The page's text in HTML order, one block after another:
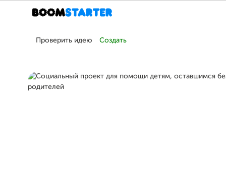
Проверить идею Создать